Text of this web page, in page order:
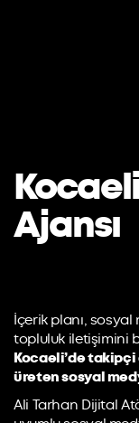
Ajansı
İçerik planı, sosyal
topluluk iletişimini
Kocaeli’de
üreten sosyal
Ali Tarhan Dijital